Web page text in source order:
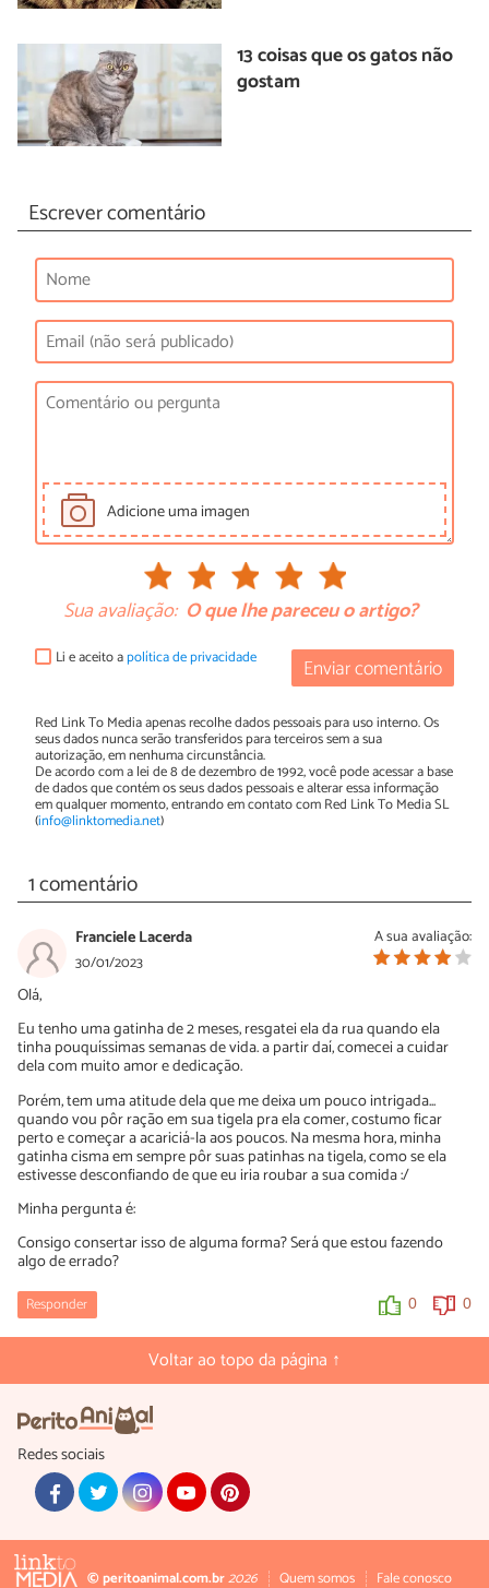
13 coisas que os gatos não
gostam
Escrever comentário
Adicione uma imagen
Sua avaliação: O que lhe pareceu o artigo?
Enviar comentário
Li e aceito apolítica de privacidade
Red Link To Media apenas recolhe dados pessoais para uso interno. Os
seus dados nunca serão transferidos para terceiros sem a sua
autorização, em nenhuma circunstância.
De acordo com a lei de 8 de dezembro de 1992, você pode acessar a base
de dados que contém os seus dados pessoais e alterar essa informação
em qualquer momento, entrando em contato com Red Link To Media SL
(info@linktomedia.net)
1 comentário
A sua avaliação:
Franciele Lacerda
30/01/2023
Olá,
Eu tenho uma gatinha de 2 meses, resgatei ela da rua quando ela
tinha pouquíssimas semanas de vida. a partir daí, comecei a cuidar
dela com muito amor e dedicação.
Porém, tem uma atitude dela que me deixa um pouco intrigada...
quando vou pôr ração em sua tigela pra ela comer, costumo ficar
perto e começar a acariciá-la aos poucos. Na mesma hora, minha
gatinha cisma em sempre pôr suas patinhas na tigela, como se ela
estivesse desconfiando de que eu iria roubar a sua comida :/
Minha pergunta é:
Consigo consertar isso de alguma forma? Será que estou fazendo
algo de errado?
Responder 0 0
Voltar ao topo da página ↑
Redes sociais
© peritoanimal.com.br2026 Quem somos Fale conosco